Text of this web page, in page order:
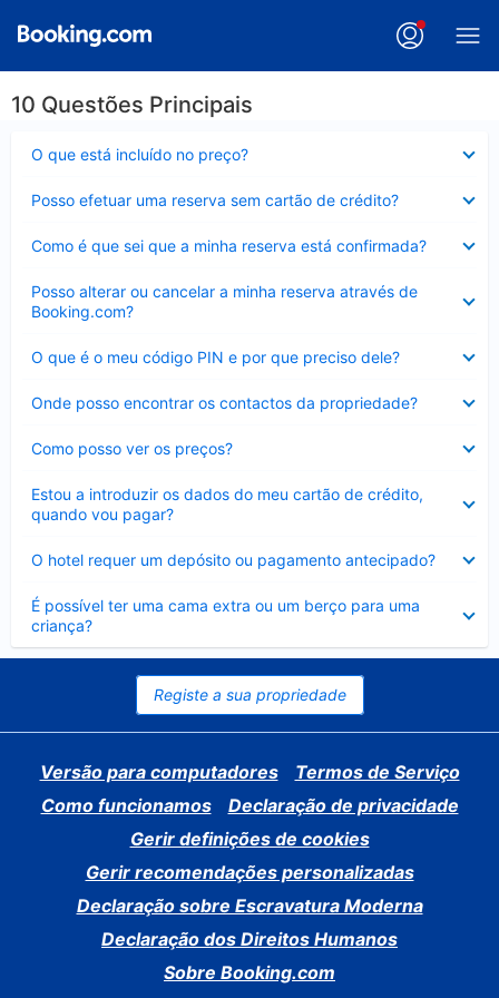
10 Questões Principais
O que está incluído no preço?
fechado
Posso efetuar uma reserva sem cartão de crédito?
fechado
Como é que sei que a minha reserva está confirmada?
fechado
Posso alterar ou cancelar a minha reserva através de
Booking.com?
fechado
O que é o meu código PIN e por que preciso dele?
fechado
Onde posso encontrar os contactos da propriedade?
fechado
Como posso ver os preços?
fechado
Estou a introduzir os dados do meu cartão de crédito,
quando vou pagar?
fechado
O hotel requer um depósito ou pagamento antecipado?
fechado
É possível ter uma cama extra ou um berço para uma
criança?
Elemento
fechado
Registe a sua propriedade
Versão para computadores
Termos de Serviço
Como funcionamos
Declaração de privacidade
Gerir definições de cookies
Gerir recomendações personalizadas
Declaração sobre Escravatura Moderna
Declaração dos Direitos Humanos
Sobre Booking.com